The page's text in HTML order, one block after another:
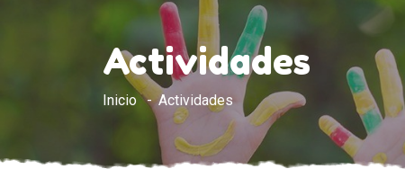
Actividades
Inicio Actividades